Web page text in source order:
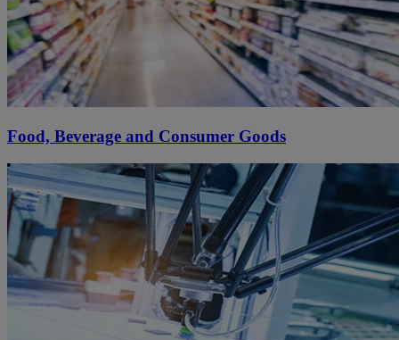
Food, Beverage and Consumer Goods